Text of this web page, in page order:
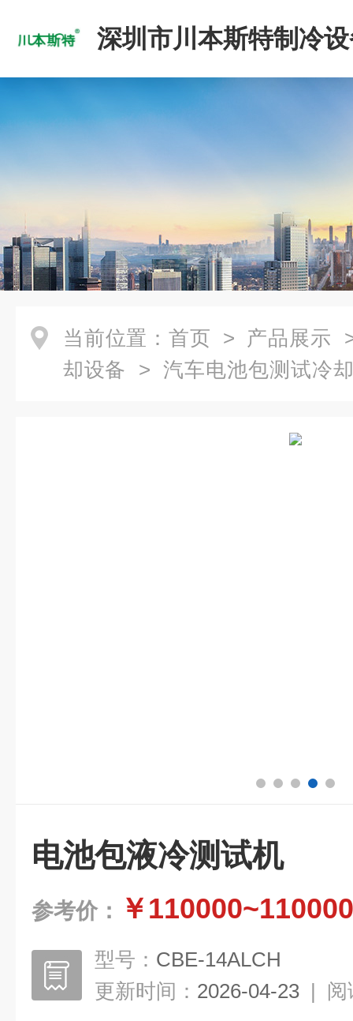
深圳市川本斯特制冷
公司
当前位置： 首页 > 产品展示
却设备 > 汽车电池包测试冷
电池包液冷测试机
参考价： ￥110000~110000
型号： CBE-14ALCH
更新时间： 2026-04-23 | 阅